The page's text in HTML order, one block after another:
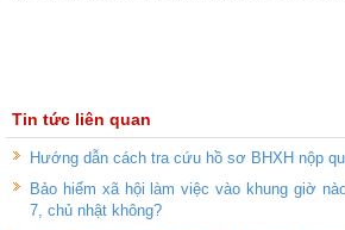
Tin tức liên quan
Hướng dẫn cách tra cứu hồ sơ BHXH nộp
Bảo hiểm xã hội làm việc vào khung giờ
7, chủ nhật không?